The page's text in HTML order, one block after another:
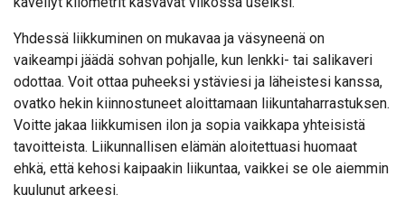
Yhdessä liikkuminen on mukavaa ja väsyneenä on
vaikeampi jäädä sohvan pohjalle, kun lenkki- tai salikaveri
odottaa. Voit ottaa puheeksi ystäviesi ja läheistesi kanssa,
ovatko hekin kiinnostuneet aloittamaan liikuntaharrastuksen.
Voitte jakaa liikkumisen ilon ja sopia vaikkapa yhteisistä
tavoitteista. Liikunnallisen elämän aloitettuasi huomaat
ehkä, että kehosi kaipaakin liikuntaa, vaikkei se ole aiemmin
kuulunut arkeesi.